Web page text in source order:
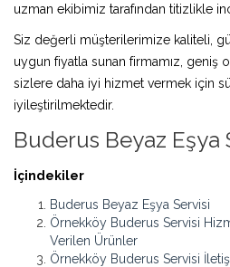
uzman ekibimiz tarafından titizlikle
Siz değerli müşterilerimize kaliteli,
uygun fiyatla sunan firmamız, geniş
sizlere daha iyi hizmet vermek için
iyileştirilmektedir.
Buderus Beyaz Eşya
İçindekiler
Buderus Beyaz Eşya Servisi
Örnekköy Buderus Servisi
Verilen Ürünler
Örnekköy Buderus Servisi